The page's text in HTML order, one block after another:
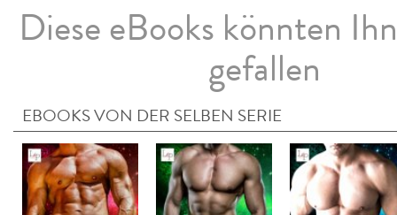
Diese eBooks könnten
gefallen
EBOOKS VON DER SELBEN SERIE